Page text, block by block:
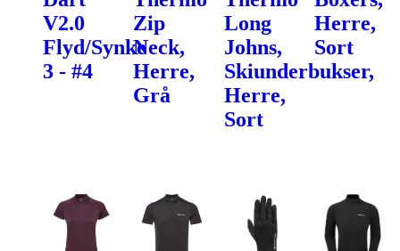
V2.0
Flyd/Synke
3 - #4
Zip
Neck,
Herre,
Grå
Long
Johns,
Skiunderbukser,
Herre,
Sort
Herre,
Sort